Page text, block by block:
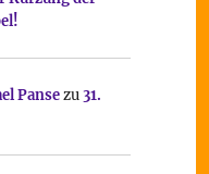
Pansezu31.